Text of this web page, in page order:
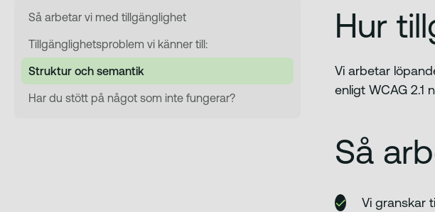
Så arbetar vi med tillgänglighet
Tillgänglighetsproblem vi känner till:
Struktur och semantik
Har du stött på något som inte fungerar?
Hur
Vi arbetar
enligt WCAG 2.1
Så
Vi granskar